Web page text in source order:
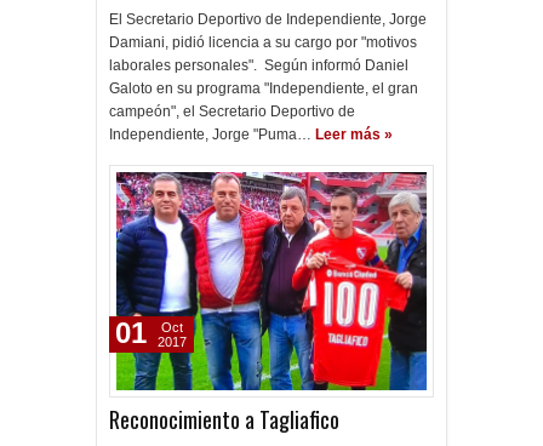
El Secretario Deportivo de Independiente, Jorge
Damiani, pidió licencia a su cargo por "motivos
laborales personales". Según informó Daniel
Galoto en su programa "Independiente, el gran
campeón", el Secretario Deportivo de
Independiente, Jorge "Puma… Leer más »
Reconocimiento a Tagliafico
01
Oct
2017